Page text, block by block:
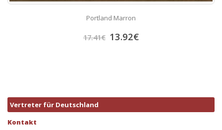
Portland Marron
17.41€ 13.92€
Vertreter für Deutschland
Kontakt